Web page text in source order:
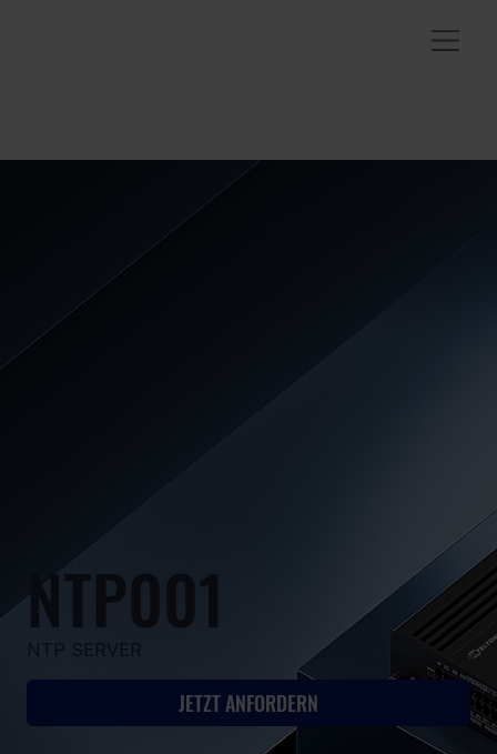
NTP001
NTP SERVER
JETZT ANFORDERN